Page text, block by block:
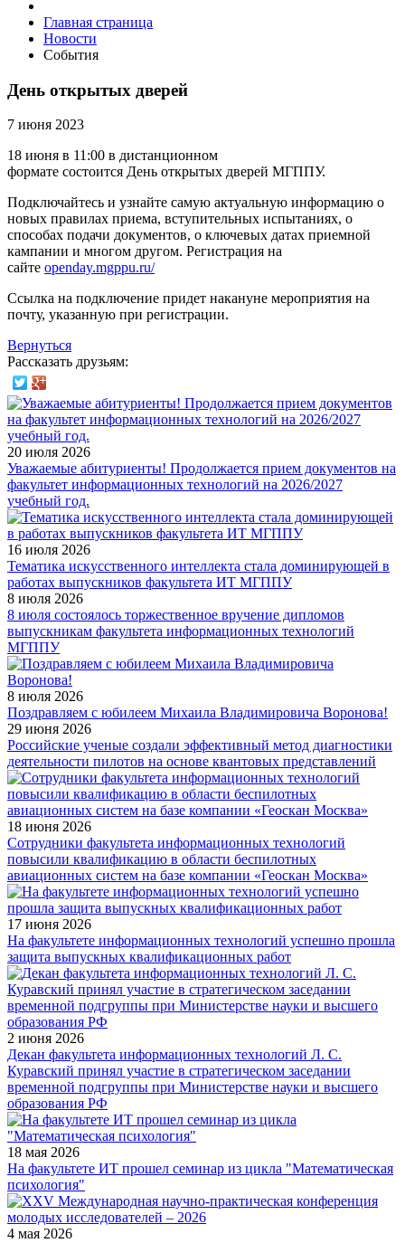
Главная страница
Новости
События
День открытых дверей
7 июня 2023
18 июня в 11:00 в дистанционном
формате состоится День открытых дверей МГППУ.
Подключайтесь и узнайте самую актуальную информацию о
новых правилах приема, вступительных испытаниях, о
способах подачи документов, о ключевых датах приемной
кампании и многом другом. Регистрация на
сайте openday.mgppu.ru/
Ссылка на подключение придет накануне мероприятия на
почту, указанную при регистрации.
Вернуться
Рассказать друзьям:
20 июля 2026
Уважаемые абитуриенты! Продолжается прием документов на
факультет информационных технологий на 2026/2027
учебный год.
16 июля 2026
Тематика искусственного интеллекта стала доминирующей в
работах выпускников факультета ИТ МГППУ
8 июля 2026
8 июля состоялось торжественное вручение дипломов
выпускникам факультета информационных технологий
МГППУ
8 июля 2026
Поздравляем с юбилеем Михаила Владимировича Воронова!
29 июня 2026
Российские ученые создали эффективный метод диагностики
деятельности пилотов на основе квантовых представлений
18 июня 2026
Сотрудники факультета информационных технологий
повысили квалификацию в области беспилотных
авиационных систем на базе компании «Геоскан Москва»
17 июня 2026
На факультете информационных технологий успешно прошла
защита выпускных квалификационных работ
2 июня 2026
Декан факультета информационных технологий Л. С.
Куравский принял участие в стратегическом заседании
временной подгруппы при Министерстве науки и высшего
образования РФ
18 мая 2026
На факультете ИТ прошел семинар из цикла "Математическая
психология"
4 мая 2026